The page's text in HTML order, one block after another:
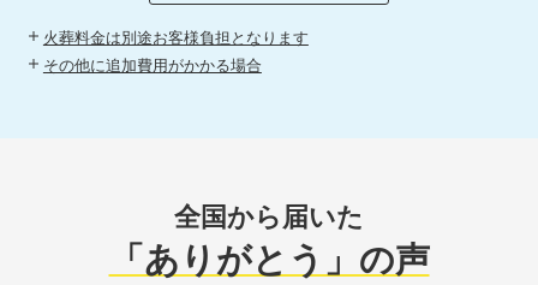
火葬料金は別途お客様負担となります
その他に追加費用がかかる場合
全国から届いた
「ありがとう」の声